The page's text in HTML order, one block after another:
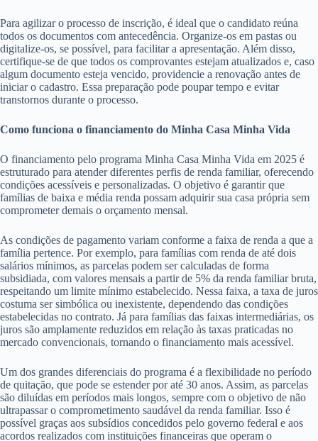
Para agilizar o processo de inscrição, é ideal que o candidato reúna
todos os documentos com antecedência. Organize-os em pastas ou
digitalize-os, se possível, para facilitar a apresentação. Além disso,
certifique-se de que todos os comprovantes estejam atualizados e, caso
algum documento esteja vencido, providencie a renovação antes de
iniciar o cadastro. Essa preparação pode poupar tempo e evitar
transtornos durante o processo.
Como funciona o financiamento do Minha Casa Minha Vida
O financiamento pelo programa Minha Casa Minha Vida em 2025 é
estruturado para atender diferentes perfis de renda familiar, oferecendo
condições acessíveis e personalizadas. O objetivo é garantir que
famílias de baixa e média renda possam adquirir sua casa própria sem
comprometer demais o orçamento mensal.
As condições de pagamento variam conforme a faixa de renda a que a
família pertence. Por exemplo, para famílias com renda de até dois
salários mínimos, as parcelas podem ser calculadas de forma
subsidiada, com valores mensais a partir de 5% da renda familiar bruta,
respeitando um limite mínimo estabelecido. Nessa faixa, a taxa de juros
costuma ser simbólica ou inexistente, dependendo das condições
estabelecidas no contrato. Já para famílias das faixas intermediárias, os
juros são amplamente reduzidos em relação às taxas praticadas no
mercado convencionais, tornando o financiamento mais acessível.
Um dos grandes diferenciais do programa é a flexibilidade no período
de quitação, que pode se estender por até 30 anos. Assim, as parcelas
são diluídas em períodos mais longos, sempre com o objetivo de não
ultrapassar o comprometimento saudável da renda familiar. Isso é
possível graças aos subsídios concedidos pelo governo federal e aos
acordos realizados com instituições financeiras que operam o